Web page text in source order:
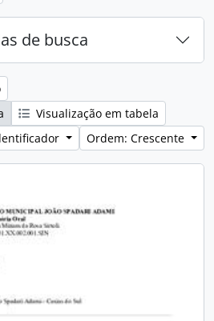
de busca
Visualização em tabela
Ordem: Crescente